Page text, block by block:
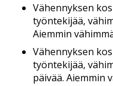
Vähennyksen
työntekijää,
Aiemmin
Vähennyksen
työntekijää,
päivää. Aiemmin